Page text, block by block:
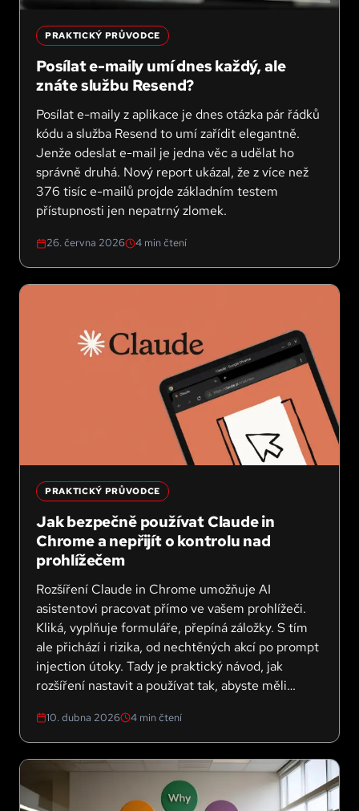
PRAKTICKÝ PRŮVODCE
Posílat e-maily umí dnes každý, ale
znáte službu Resend?
Posílat e-maily z aplikace je dnes otázka pár řádků
kódu a služba Resend to umí zařídit elegantně.
Jenže odeslat e-mail je jedna věc a udělat ho
správně druhá. Nový report ukázal, že z více než
376 tisíc e-mailů projde základním testem
přístupnosti jen nepatrný zlomek.
26. června 2026 4 min čtení
PRAKTICKÝ PRŮVODCE
Jak bezpečně používat Claude in
Chrome a nepřijít o kontrolu nad
prohlížečem
Rozšíření Claude in Chrome umožňuje AI
asistentovi pracovat přímo ve vašem prohlížeči.
Kliká, vyplňuje formuláře, přepíná záložky. S tím
ale přichází i rizika, od nechtěných akcí po prompt
injection útoky. Tady je praktický návod, jak
rozšíření nastavit a používat tak, abyste měli
10. dubna 2026 4 min čtení